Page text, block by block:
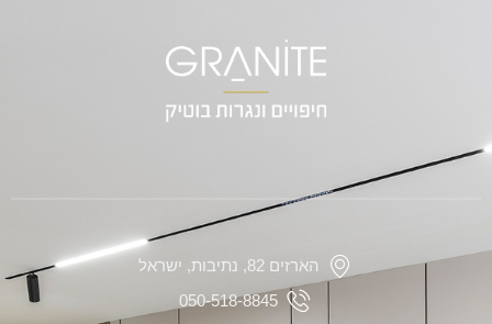
הארזים 82, נתיבות, ישראל
050-518-8845